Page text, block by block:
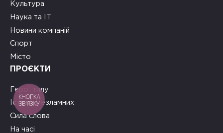
Культура
Наука та ІТ
Новини компаній
Спорт
Місто
ПРОЄКТИ
Герої тилу
Історії Незламних
Сила слова
На часі
КНОПКА
ЗВ'ЯЗКУ